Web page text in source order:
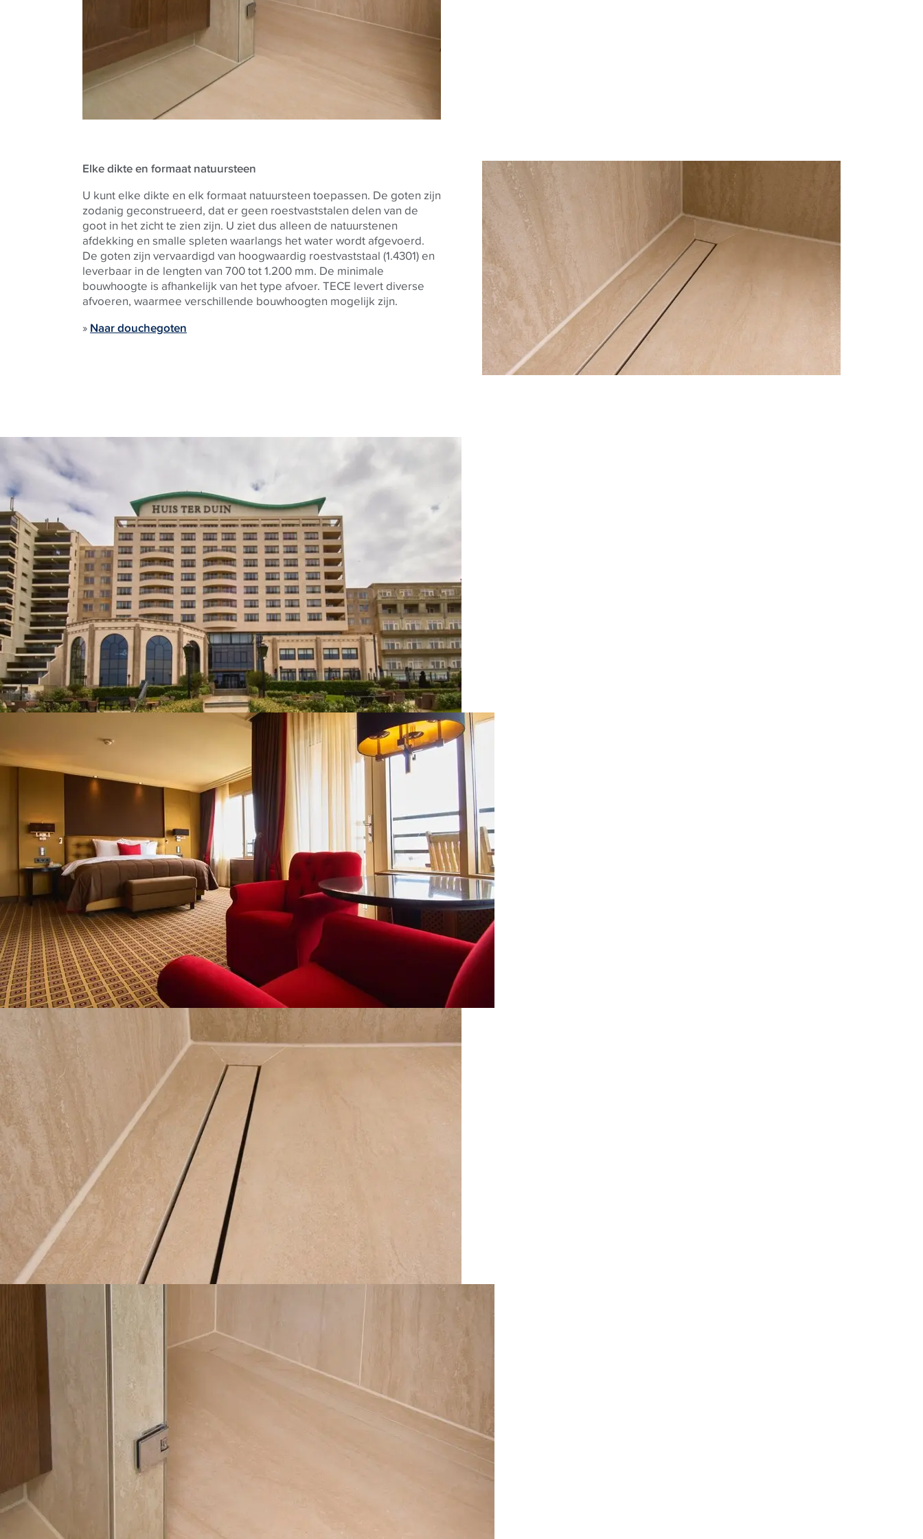
Elke dikte en formaat natuursteen
U kunt elke dikte en elk formaat natuursteen toepassen. De goten zijn
zodanig geconstrueerd, dat er geen roestvaststalen delen van de
goot in het zicht te zien zijn. U ziet dus alleen de natuurstenen
afdekking en smalle spleten waarlangs het water wordt afgevoerd.
De goten zijn vervaardigd van hoogwaardig roestvaststaal (1.4301) en
leverbaar in de lengten van 700 tot 1.200 mm. De minimale
bouwhoogte is afhankelijk van het type afvoer. TECE levert diverse
afvoeren, waarmee verschillende bouwhoogten mogelijk zijn.
» Naar douchegoten